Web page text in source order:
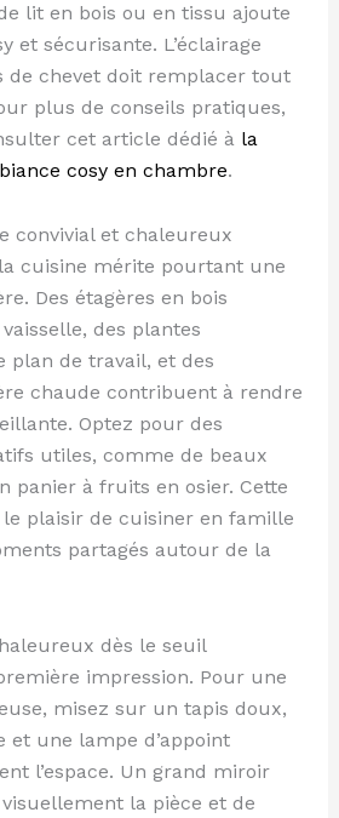
lit en bois ou en tissu ajoute
et sécurisante. L’éclairage
de chevet doit remplacer tout
plus de conseils pratiques,
cet article dédié à la
cosy en chambre.
convivial et chaleureux
cuisine mérite pourtant une
Des étagères en bois
des plantes
plan de travail, et des
chaude contribuent à rendre
Optez pour des
utiles, comme de beaux
panier à fruits en osier. Cette
plaisir de cuisiner en famille
partagés autour de la
dès le seuil
impression. Pour une
misez sur un tapis doux,
et une lampe d’appoint
l’espace. Un grand miroir
la pièce et de